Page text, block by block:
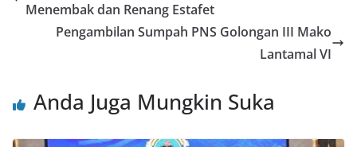
Menembak dan Renang Estafet
Pengambilan Sumpah PNS Golongan III Mako
Lantamal VI
Anda Juga Mungkin Suka